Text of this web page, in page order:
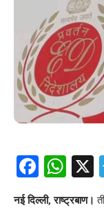
नई दिल्ली, राष्ट्रबाण।